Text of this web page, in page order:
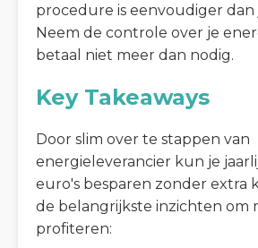
procedure is eenvoudiger dan
Neem de controle over je
betaal niet meer dan nodig.
Key Takeaways
Door slim over te stappen van
energieleverancier kun je
euro's besparen zonder extra
de belangrijkste inzichten om
profiteren: